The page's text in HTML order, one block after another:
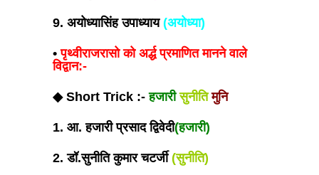
9. अयोध्यासिंह उपाध्याय(अयोध्या)
•पृथ्वीराजरासो को अर्द्ध प्रमाणित मानने वाले
विद्वान:-
◆ Short Trick :-हजारी सुनीति मुनि
1. आ. हजारी प्रसाद द्विवेदी(हजारी)
2. डॉ.सुनीति कुमार चटर्जी(सुनीति)